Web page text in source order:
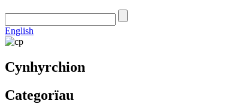
English
Cynhyrchion
Categorïau